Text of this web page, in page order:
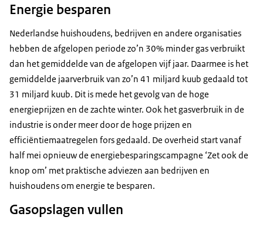
Energie besparen
Nederlandse huishoudens, bedrijven en andere organisaties
hebben de afgelopen periode zo’n 30% minder gas verbruikt
dan het gemiddelde van de afgelopen vijf jaar. Daarmee is het
gemiddelde jaarverbruik van zo’n 41 miljard kuub gedaald tot
31 miljard kuub. Dit is mede het gevolg van de hoge
energieprijzen en de zachte winter. Ook het gasverbruik in de
industrie is onder meer door de hoge prijzen en
efficiëntiemaatregelen fors gedaald. De overheid start vanaf
half mei opnieuw de energiebesparingscampagne ‘Zet ook de
knop om’ met praktische adviezen aan bedrijven en
huishoudens om energie te besparen.
Gasopslagen vullen